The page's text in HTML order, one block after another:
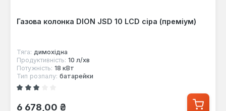
Газова колонка DION JSD 10 LCD сіра (преміум)
Тяга: димохідна
Продуктивність: 10 л/хв
Потужність: 18 кВт
Тип розпалу: батарейки
Середня оцінка 3 з 5 зірок
Звичайна ціна:
6 678,00 ₴